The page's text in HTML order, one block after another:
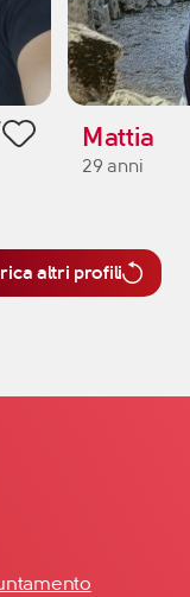
Mattia
29 anni
altri profili